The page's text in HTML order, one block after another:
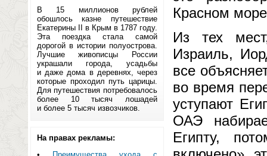
В 15 миллионов рублей
обошлось казне путешествие
Екатерины II в Крым в 1787 году.
Эта поездка стала самой
дорогой в истории полуострова.
Лучшие живописцы России
украшали города, усадьбы
и даже дома в деревнях, через
которые проходил путь царицы.
Для путешествия потребовалось
более 10 тысяч лошадей
и более 5 тысяч извозчиков.
На правах рекламы:
Красном
Из тех
Израиль,
все
во время
уступают
ОАЭ
Египту,